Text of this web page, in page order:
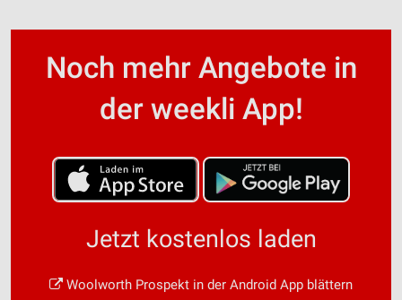
Noch mehr Angebote in
der weekli App!
Jetzt kostenlos laden
Woolworth Prospekt in der Android App blättern